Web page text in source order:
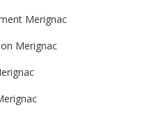
Merignac
Merignac